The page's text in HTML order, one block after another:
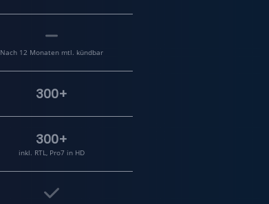
Nach 12 Monaten mtl. kündbar
300+
300+
inkl. RTL, Pro7 in HD